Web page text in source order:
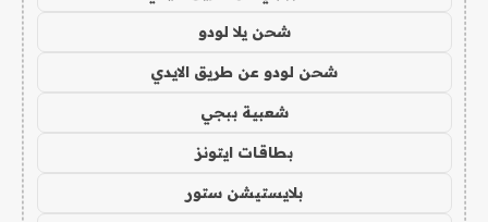
شحن يلا لودو
شحن لودو عن طريق الايدي
شعبية ببجي
بطاقات ايتونز
بلايستيشن ستور